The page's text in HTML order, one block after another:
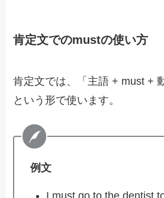
肯定文でのmustの使い方
肯定文では、「主語 + must +
という形で使います。
例文